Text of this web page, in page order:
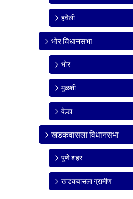
हवेली
भोर विधानसभा
भोर
मुळशी
वेल्हा
खडकवासला विधानसभा
पुणे शहर
खडकवासला ग्रामीण